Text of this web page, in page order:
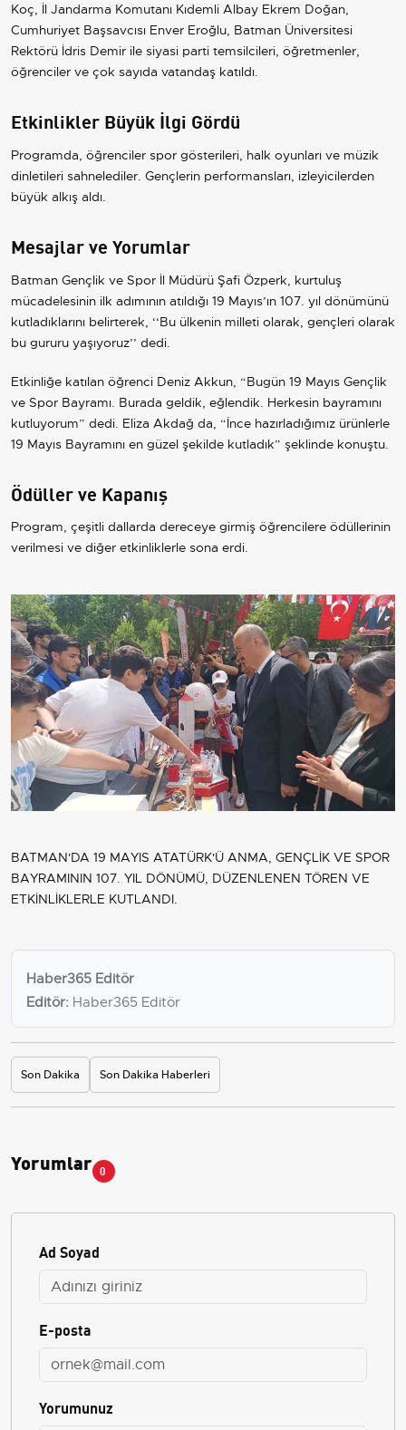
Koç, İl Jandarma Komutanı Kıdemli Albay Ekrem Doğan,
Cumhuriyet Başsavcısı Enver Eroğlu, Batman Üniversitesi
Rektörü İdris Demir ile siyasi parti temsilcileri, öğretmenler,
öğrenciler ve çok sayıda vatandaş katıldı.
Etkinlikler Büyük İlgi Gördü
Programda, öğrenciler spor gösterileri, halk oyunları ve müzik
dinletileri sahnelediler. Gençlerin performansları, izleyicilerden
büyük alkış aldı.
Mesajlar ve Yorumlar
Batman Gençlik ve Spor İl Müdürü Şafi Özperk, kurtuluş
mücadelesinin ilk adımının atıldığı 19 Mayıs’ın 107. yıl dönümünü
kutladıklarını belirterek, ‘‘Bu ülkenin milleti olarak, gençleri olarak
bu gururu yaşıyoruz’’ dedi.
Etkinliğe katılan öğrenci Deniz Akkun, “Bugün 19 Mayıs Gençlik
ve Spor Bayramı. Burada geldik, eğlendik. Herkesin bayramını
kutluyorum” dedi. Eliza Akdağ da, “İnce hazırladığımız ürünlerle
19 Mayıs Bayramını en güzel şekilde kutladık” şeklinde konuştu.
Ödüller ve Kapanış
Program, çeşitli dallarda dereceye girmiş öğrencilere ödüllerinin
verilmesi ve diğer etkinliklerle sona erdi.
BATMAN'DA 19 MAYIS ATATÜRK'Ü ANMA, GENÇLİK VE SPOR
BAYRAMININ 107. YIL DÖNÜMÜ, DÜZENLENEN TÖREN VE
ETKİNLİKLERLE KUTLANDI.
Haber365 Editör
Editör: Haber365 Editör
Son Dakika Son Dakika Haberleri
Yorumlar 0
Ad Soyad
E-posta
Yorumunuz